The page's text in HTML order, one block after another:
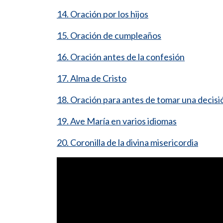
14. Oración por los hijos
15. Oración de cumpleaños
16. Oración antes de la confesión
17. Alma de Cristo
18. Oración para antes de tomar una
19. Ave María en varios idiomas
20. Coronilla de la divina misericordia